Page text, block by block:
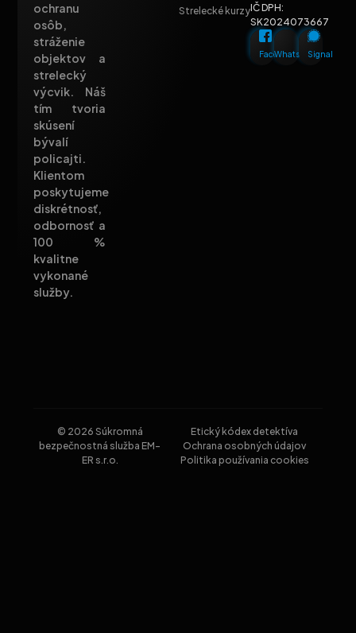
ochranu
osôb,
stráženie
objektov a
strelecký
výcvik. Náš
tím tvoria
skúsení
bývalí
policajti.
Klientom
poskytujeme
diskrétnosť,
odbornosť a
100 %
kvalitne
vykonané
služby.
Strelecké kurzyIČ DPH:
SK2024073667
Facebook
WhatsappSignal
© 2026 Súkromná
bezpečnostná služba EM-
ER s.r.o.
Etický kódex detektíva
Ochrana osobných údajov
Politika používania cookies